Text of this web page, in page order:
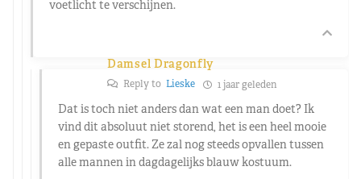
voetlicht te verschijnen.
Damsel Dragonfly
Reply to Lieske 1 jaar geleden
Dat is toch niet anders dan wat een man doet? Ik
vind dit absoluut niet storend, het is een heel mooie
en gepaste outfit. Ze zal nog steeds opvallen tussen
alle mannen in dagdagelijks blauw kostuum.